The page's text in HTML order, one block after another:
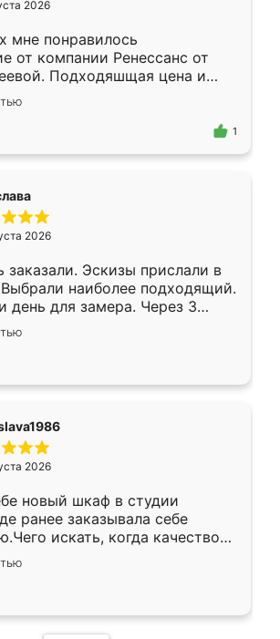
2026
мне понравилось
от компании Ренессанс от
Подходяшщая цена и
изготовления. Приехавший
Владислав
моему эскизу самый
1
2026
заказали. Эскизы прислали в
наиболее подходящий.
день для замера. Через 3
была уже готова. Остались
Спасибо Ренессанс
работу!
2026
новый шкаф в студии
ранее заказывала себе
искать, когда качеством
Служит кухня уже почти
нет.